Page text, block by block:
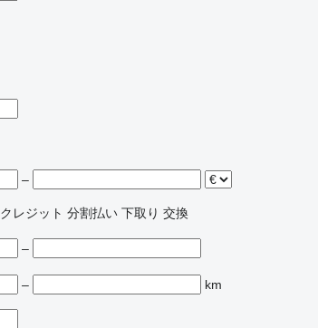
–
クレジット 分割払い 下取り 交換
–
–
km